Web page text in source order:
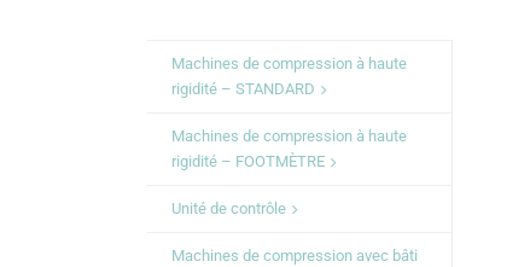
Machines de compression à haute
rigidité – STANDARD
Machines de compression à haute
rigidité – FOOTMÈTRE
Unité de contrôle
Machines de compression avec bâti